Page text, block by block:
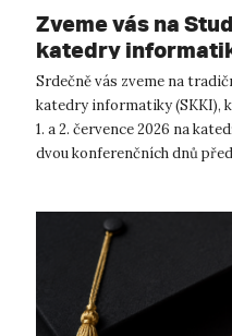
Zveme vás na
katedry
Srdečně vás zveme na
katedry informatiky (SKKI),
1. a 2. července 2026 na
dvou konferenčních dnů